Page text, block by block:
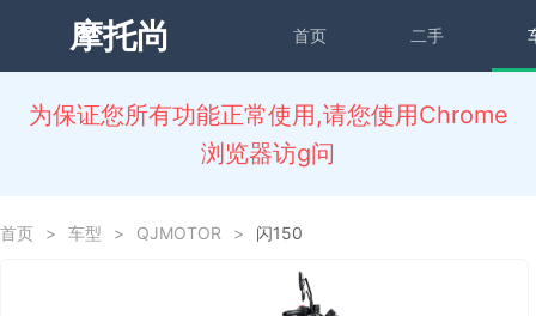
摩托尚 首页 二手
为保证您所有功能正常使用,请您使用Chrome
浏览器访g问
首页 > 车型 > QJMOTOR > 闪150